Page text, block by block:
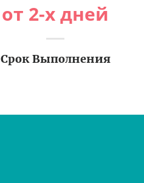
от 2-х дней
Срок Выполнения